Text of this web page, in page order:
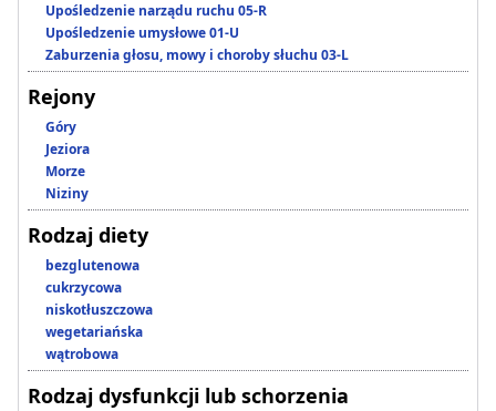
Upośledzenie narządu ruchu 05-R
Upośledzenie umysłowe 01-U
Zaburzenia głosu, mowy i choroby słuchu 03-L
Rejony
Góry
Jeziora
Morze
Niziny
Rodzaj diety
bezglutenowa
cukrzycowa
niskotłuszczowa
wegetariańska
wątrobowa
Rodzaj dysfunkcji lub schorzenia